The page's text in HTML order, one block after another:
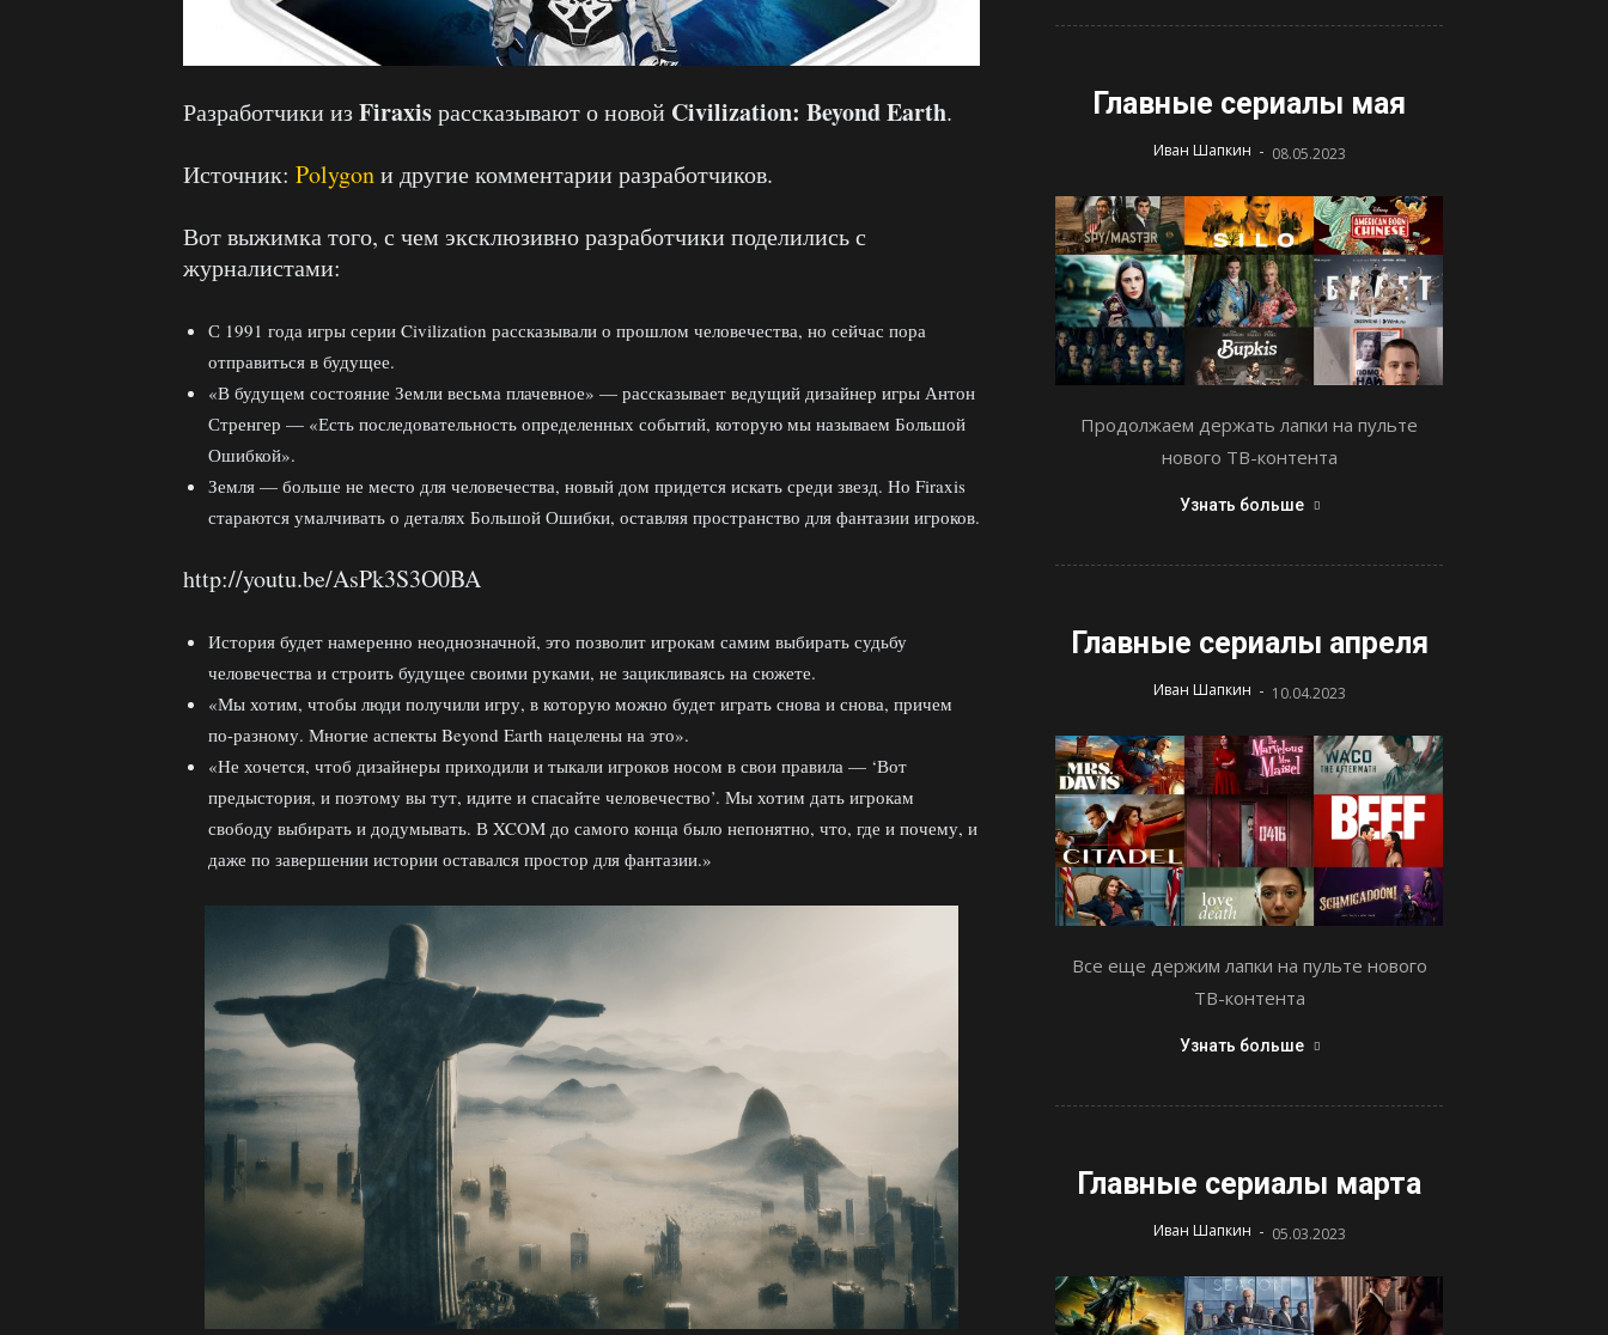
Разработчики изFiraxisрассказывают о новой Civilization: Beyond Earth.
Источник: Polygonи другие комментарии разработчиков.
Вот выжимка того, с чем эксклюзивно разработчики поделились с
журналистами:
С 1991 года игры серии Civilization рассказывали о прошлом человечества, но сейчас пора
отправиться в будущее.
«В будущем состояние Земли весьма плачевное» — рассказывает ведущий дизайнер игры Антон
Стренгер — «Есть последовательность определенных событий, которую мы называем Большой
Ошибкой».
Земля — больше не место для человечества, новый дом придется искать среди звезд. Но Firaxis
стараются умалчивать о деталях Большой Ошибки, оставляя пространство для фантазии игроков.
http://youtu.be/AsPk3S3O0BA
История будет намеренно неоднозначной, это позволит игрокам самим выбирать судьбу
человечества и строить будущее своими руками, не зацикливаясь на сюжете.
«Мы хотим, чтобы люди получили игру, в которую можно будет играть снова и снова, причем
по-разному. Многие аспекты Beyond Earth нацелены на это».
«Не хочется, чтоб дизайнеры приходили и тыкали игроков носом в свои правила — ‘Вот
предыстория, и поэтому вы тут, идите и спасайте человечество’. Мы хотим дать игрокам
свободу выбирать и додумывать. В XCOM до самого конца было непонятно, что, где и почему, и
даже по завершении истории оставался простор для фантазии.»
Главные сериалы мая
Иван Шапкин - 08.05.2023
Продолжаем держать лапки на пульте
нового ТВ-контента
Узнать больше
Главные сериалы апреля
Иван Шапкин - 10.04.2023
Все еще держим лапки на пульте нового
ТВ-контента
Узнать больше
Главные сериалы марта
Иван Шапкин - 05.03.2023